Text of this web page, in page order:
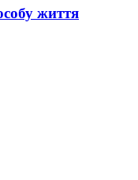
життя